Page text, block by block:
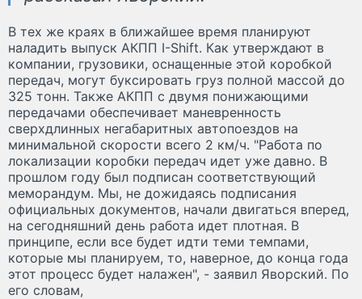
В тех же краях в ближайшее время планируют
наладить выпуск АКПП I-Shift. Как утверждают в
компании, грузовики, оснащенные этой коробкой
передач, могут буксировать груз полной массой до
325 тонн. Также АКПП с двумя понижающими
передачами обеспечивает маневренность
сверхдлинных негабаритных автопоездов на
минимальной скорости всего 2 км/ч. "Работа по
локализации коробки передач идет уже давно. В
прошлом году был подписан соответствующий
меморандум. Мы, не дожидаясь подписания
официальных документов, начали двигаться вперед,
на сегодняшний день работа идет плотная. В
принципе, если все будет идти теми темпами,
которые мы планируем, то, наверное, до конца года
этот процесс будет налажен", - заявил Яворский. По
его словам,